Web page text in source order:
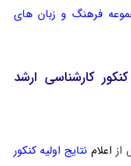
فرهنگ و زبان های
کارشناسی ارشد
ازاعلام نتایج اولیه کنکور